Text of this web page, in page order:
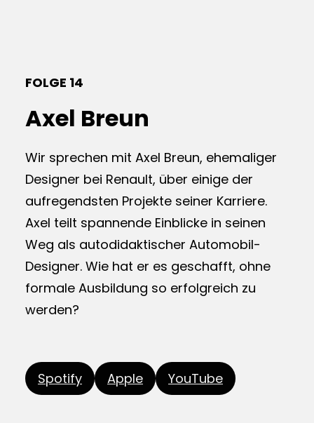
FOLGE 14
Axel Breun
Wir sprechen mit Axel Breun, ehemaliger
Designer bei Renault, über einige der
aufregendsten Projekte seiner Karriere.
Axel teilt spannende Einblicke in seinen
Weg als autodidaktischer Automobil-
Designer. Wie hat er es geschafft, ohne
formale Ausbildung so erfolgreich zu
werden?
Spotify Apple YouTube